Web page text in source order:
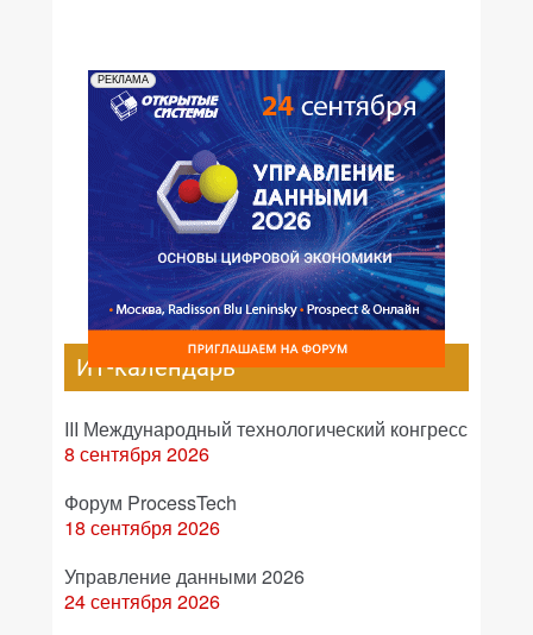
РЕКЛАМА
ИТ-календарь
III Международный технологический конгресс
8 сентября 2026
Форум ProcessTech
18 сентября 2026
Управление данными 2026
24 сентября 2026